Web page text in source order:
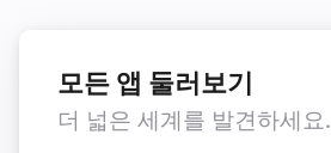
모든 앱 둘러보기
더 넓은 세계를 발견하세요.